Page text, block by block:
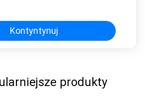
Kontyntynuj
produkty